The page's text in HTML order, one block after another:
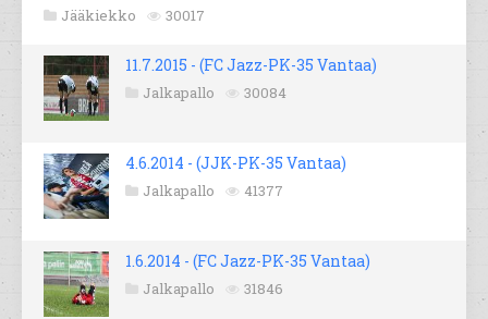
Jääkiekko 30017
11.7.2015 - (FC Jazz-PK-35 Vantaa)
Jalkapallo 30084
4.6.2014 - (JJK-PK-35 Vantaa)
Jalkapallo 41377
1.6.2014 - (FC Jazz-PK-35 Vantaa)
Jalkapallo 31846